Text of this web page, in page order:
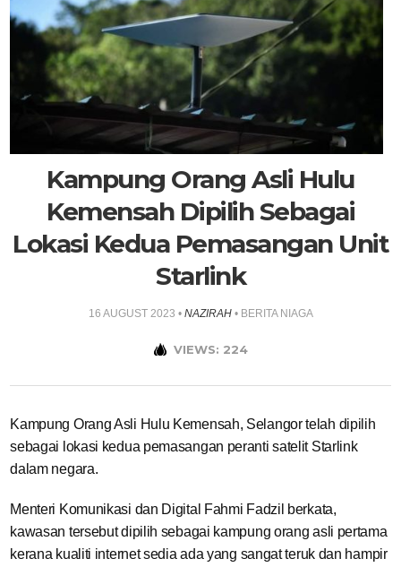
Kampung Orang Asli Hulu
Kemensah Dipilih Sebagai
Lokasi Kedua Pemasangan Unit
Starlink
16 AUGUST 2023 • NAZIRAH• BERITA NIAGA
VIEWS: 224
Kampung Orang Asli Hulu Kemensah, Selangor telah dipilih
sebagai lokasi kedua pemasangan peranti satelit Starlink
dalam negara.
Menteri Komunikasi dan Digital Fahmi Fadzil berkata,
kawasan tersebut dipilih sebagai kampung orang asli pertama
kerana kualiti internet sedia ada yang sangat teruk dan hampir